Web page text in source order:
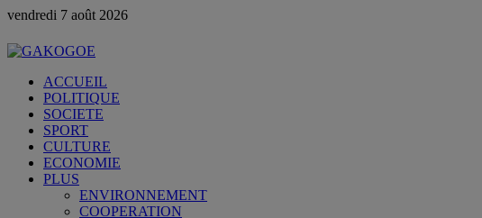
vendredi 7 août 2026
ACCUEIL
POLITIQUE
SOCIETE
SPORT
CULTURE
ECONOMIE
PLUS
ENVIRONNEMENT
COOPERATION